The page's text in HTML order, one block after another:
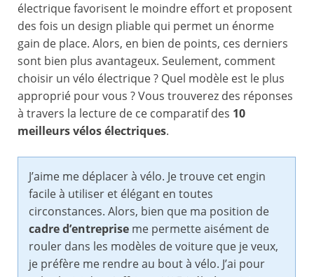
électrique favorisent le moindre effort et proposent
des fois un design pliable qui permet un énorme
gain de place. Alors, en bien de points, ces derniers
sont bien plus avantageux. Seulement, comment
choisir un vélo électrique ? Quel modèle est le plus
approprié pour vous ? Vous trouverez des réponses
à travers la lecture de ce comparatif des 10
meilleurs vélos électriques.
J’aime me déplacer à vélo. Je trouve cet engin
facile à utiliser et élégant en toutes
circonstances. Alors, bien que ma position de
cadre d’entreprise me permette aisément de
rouler dans les modèles de voiture que je veux,
je préfère me rendre au bout à vélo. J’ai pour